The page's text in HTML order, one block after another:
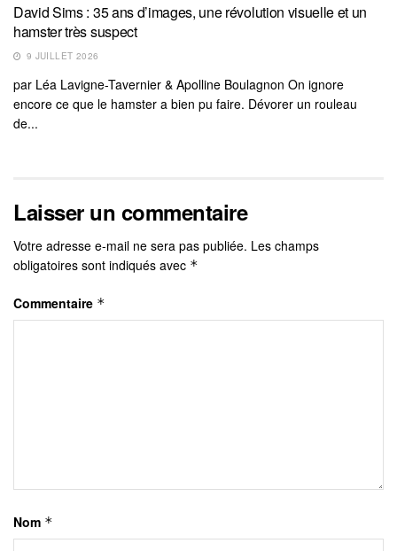
David Sims : 35 ans d’images, une révolution visuelle et un
hamster très suspect
9 JUILLET 2026
par Léa Lavigne-Tavernier & Apolline Boulagnon On ignore
encore ce que le hamster a bien pu faire. Dévorer un rouleau
de...
Laisser un commentaire
Votre adresse e-mail ne sera pas publiée. Les champs
obligatoires sont indiqués avec *
Commentaire *
Nom *